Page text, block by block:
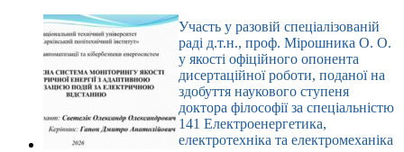
Участь у разовій спеціалізованій
раді д.т.н., проф. Мірошника О. О.
у якості офіційного опонента
дисертаційної роботи, поданої на
здобуття наукового ступеня
доктора філософії за спеціальністю
141 Електроенергетика,
електротехніка та електромеханіка